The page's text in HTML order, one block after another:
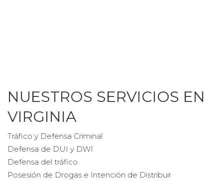
NUESTROS SERVICIOS EN
VIRGINIA
Tráfico y Defensa Criminal
Defensa de DUI y DWI
Defensa del tráfico
Posesión de Drogas e Intención de Distribuir